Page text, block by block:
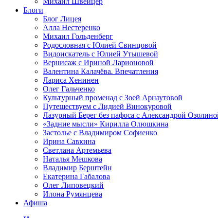
Блоги
Блог Лицея
Алла Нестеренко
Михаил Гольденберг
Родословная с Юлией Свинцовой
Видоискатель с Юлией Утышевой
Вернисаж с Ириной Ларионовой
Валентина Калачёва. Впечатления
Лариса Хенинен
Олег Гальченко
Культурный променад с Зоей Арнаутовой
Путешествуем с Лидией Винокуровой
Лазурный Берег без пафоса с Александрой
«Задние мысли» Кирилла Олюшкина
Застолье с Владимиром Софиенко
Ирина Савкина
Светлана Артемьева
Наталья Мешкова
Владимир Берштейн
Екатерина Габалова
Олег Липовецкий
Илона Румянцева
Афиша